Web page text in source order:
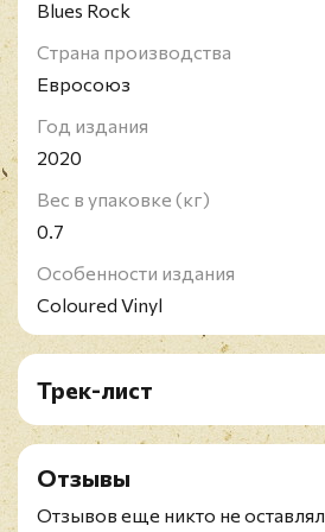
Blues Rock
Страна производства
Евросоюз
Год издания
2020
Вес в упаковке (кг)
0.7
Особенности издания
Coloured Vinyl
Трек-лист
A1. Oh, Pretty Woman
A2. Bad For You Baby
A3. Down The Line
A4. Since I Met You Baby
Отзывы
Отзывов еще никто не оставлял